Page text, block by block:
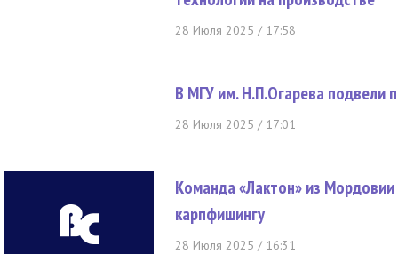
28 Июля 2025 / 17:58
В МГУ им. Н.П.Огарева подвели
28 Июля 2025 / 17:01
Команда «Лактон» из
карпфишингу
28 Июля 2025 / 16:31